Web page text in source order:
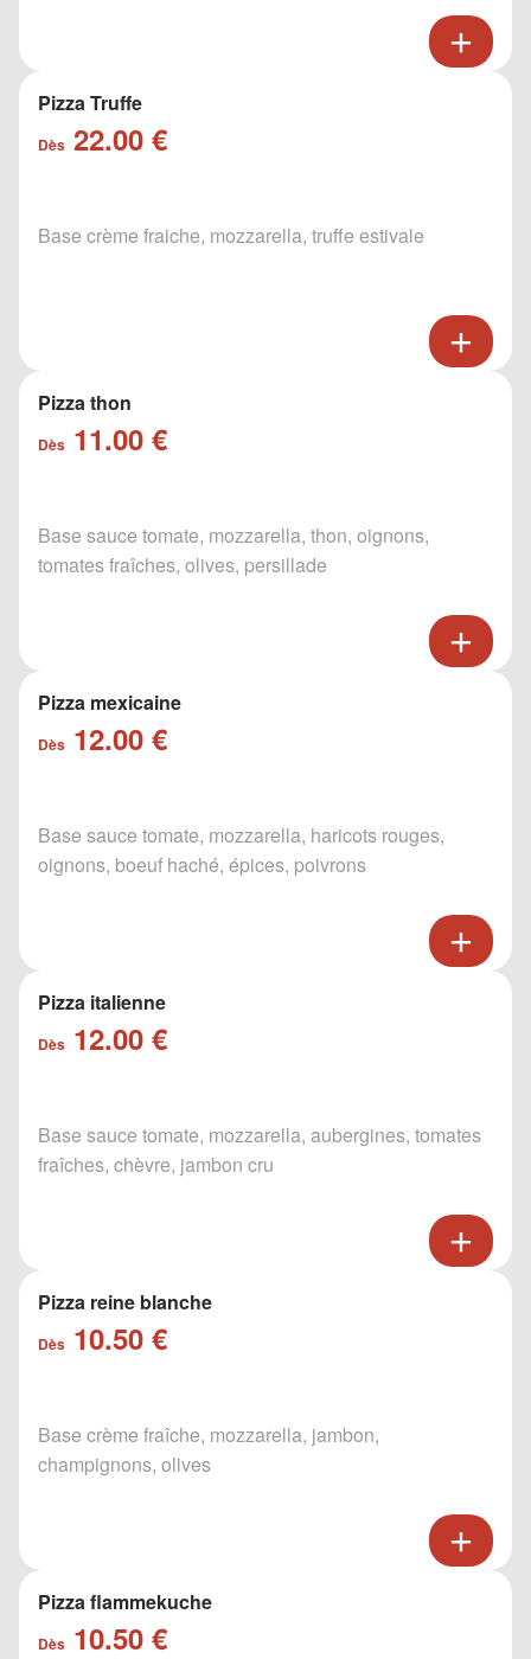
Pizza Truffe
Dès 22.00 €
Base crème fraiche, mozzarella, truffe estivale
Pizza thon
Dès 11.00 €
Base sauce tomate, mozzarella, thon, oignons,
tomates fraîches, olives, persillade
Pizza mexicaine
Dès 12.00 €
Base sauce tomate, mozzarella, haricots rouges,
oignons, boeuf haché, épices, poivrons
Pizza italienne
Dès 12.00 €
Base sauce tomate, mozzarella, aubergines, tomates
fraîches, chèvre, jambon cru
Pizza reine blanche
Dès 10.50 €
Base crème fraîche, mozzarella, jambon,
champignons, olives
Pizza flammekuche
Dès 10.50 €